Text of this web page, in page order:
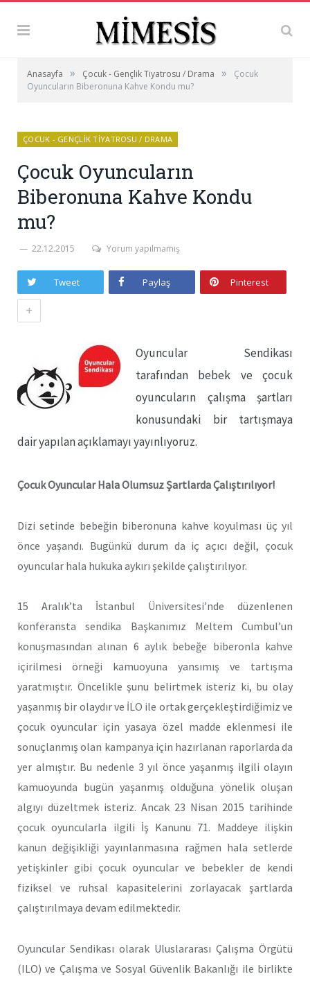
Anasayfa » Çocuk - Gençlik Tiyatrosu / Drama »
Çocuk
Oyuncuların Biberonuna Kahve Kondu mu?
ÇOCUK - GENÇLIK TIYATROSU / DRAMA
Çocuk Oyuncuların
Biberonuna Kahve Kondu
mu?
22.12.2015 Yorum yapılmamış
Tweet Paylaş Pinterest
+
Oyuncular Sendikası
tarafından bebek ve çocuk
oyuncuların çalışma şartları
konusundaki bir tartışmaya
dair yapılan açıklamayı yayınlıyoruz.
Çocuk Oyuncular Hala Olumsuz Şartlarda Çalıştırılıyor!
Dizi setinde bebeğin biberonuna kahve koyulması üç yıl
önce yaşandı. Bugünkü durum da iç açıcı değil, çocuk
oyuncular hala hukuka aykırı şekilde çalıştırılıyor.
15 Aralık’ta İstanbul Üniversitesi’nde düzenlenen
konferansta sendika Başkanımız Meltem Cumbul’un
konuşmasından alınan 6 aylık bebeğe biberonla kahve
içirilmesi örneği kamuoyuna yansımış ve tartışma
yaratmıştır. Öncelikle şunu belirtmek isteriz ki, bu olay
yaşanmış bir olaydır ve İLO ile ortak gerçekleştirdiğimiz ve
çocuk oyuncular için yasaya özel madde eklenmesi ile
sonuçlanmış olan kampanya için hazırlanan raporlarda da
yer almıştır. Bu nedenle 3 yıl önce yaşanmış ilgili olayın
kamuoyunda bugün yaşanmış olduğuna yönelik oluşan
algıyı düzeltmek isteriz. Ancak 23 Nisan 2015 tarihinde
çocuk oyuncularla ilgili İş Kanunu 71. Maddeye ilişkin
kanun değişikliği yayınlanmasına rağmen hala setlerde
yetişkinler gibi çocuk oyuncular ve bebekler de kendi
fiziksel ve ruhsal kapasitelerini zorlayacak şartlarda
çalıştırılmaya devam edilmektedir.
Oyuncular Sendikası olarak Uluslararası Çalışma Örgütü
(ILO) ve Çalışma ve Sosyal Güvenlik Bakanlığı ile birlikte